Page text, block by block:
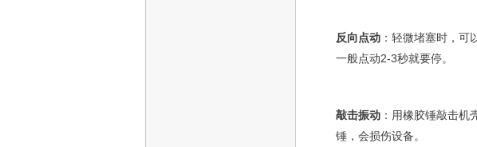
反向点动 ：轻微堵塞时，可
一般点动2-3秒就要停。
敲击振动 ：用橡胶锤敲击
锤，会损伤设备。